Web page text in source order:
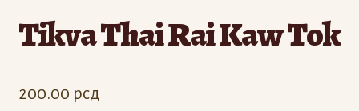
Tikva Thai Rai Kaw Tok
200.00 рсд